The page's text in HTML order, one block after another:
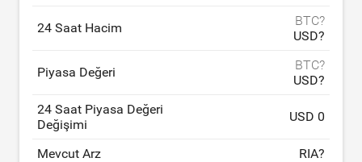
24 Saat Hacim
BTC?
USD?
Piyasa Değeri
BTC?
USD?
24 Saat Piyasa Değeri
Değişimi
USD 0
Mevcut Arz RIA?